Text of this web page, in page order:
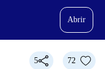
Abrir
5 72